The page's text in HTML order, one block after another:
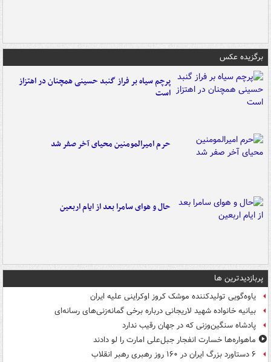
برگزیده عکس
پرچم سیاه بر فراز گنبد حسینی همچنان در اهتزاز
است
حرم امیرالمومنین محیای آخر صفر شد
حال و هوای سامرا بعد از ایام اربعین
پربازدیدترین ها
یاوه‌گویی تولیدکننده موشک کروز اوکراینی علیه ایران
بیانیه خانواده شهید لاریجانی درباره برخی گمانه‌زنی‌های رسانه‌ای
پادشاه سنگین‌وزنی که در جهان رقیب ندارد
ماهواره‌ها خسارت انفجار جبل‌علی امارت را لو دادند
۶ دستاورد بزرگ ایران در ۱۶۰ روز رهبری رهبر انقلاب